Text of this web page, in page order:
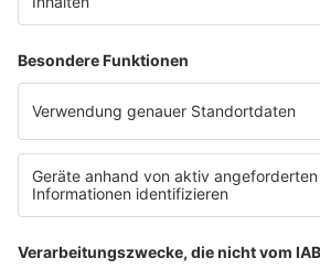
Clubbedingungen
Werbung schalten
Waffel-Werbepartner
80s80s.de
90s90s.de
Schlagerplanetradio.com
1deutsch.de
WEIHNACHTSMUSIK.FM